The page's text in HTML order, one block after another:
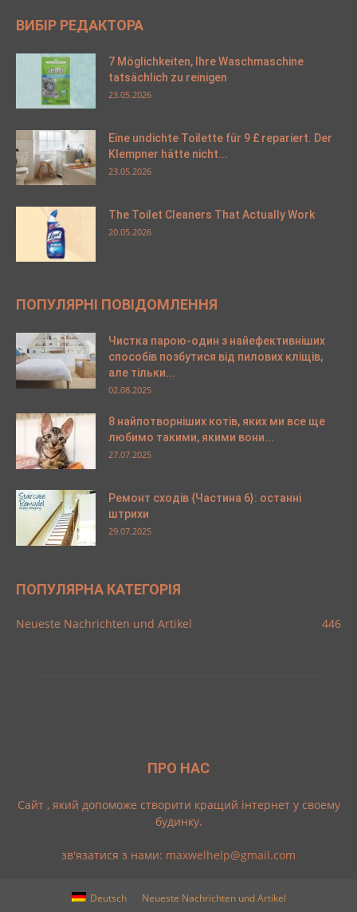
ВИБІР РЕДАКТОРА
7 Möglichkeiten, Ihre Waschmaschine
tatsächlich zu reinigen
23.05.2026
Eine undichte Toilette für 9 £ repariert. Der
Klempner hätte nicht...
23.05.2026
The Toilet Cleaners That Actually Work
20.05.2026
ПОПУЛЯРНІ ПОВІДОМЛЕННЯ
Чистка парою-один з найефективніших
способів позбутися від пилових кліщів,
але тільки...
02.08.2025
8 найпотворніших котів, яких ми все ще
любимо такими, якими вони...
27.07.2025
Ремонт сходів {Частина 6}: останні
штрихи
29.07.2025
ПОПУЛЯРНА КАТЕГОРІЯ
Neueste Nachrichten und Artikel 446
ПРО НАС
Cайт , який допоможе створити кращий інтернет у своему
будинку.
зв'язатися з нами: maxwelhelp@gmail.com
Deutsch Neueste Nachrichten und Artikel